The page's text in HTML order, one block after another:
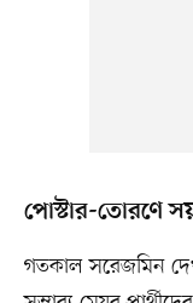
পোস্টার-তোরণে
গতকাল সরেজমিন